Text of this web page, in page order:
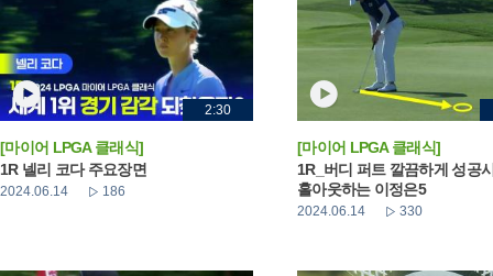
2:30
[마이어 LPGA 클래식]
1R 넬리 코다 주요장면
2024.06.14 186
[마이어 LPGA 클래식]
1R_버디 퍼트 깔끔하게 성공
홀아웃하는 이정은5
2024.06.14 330